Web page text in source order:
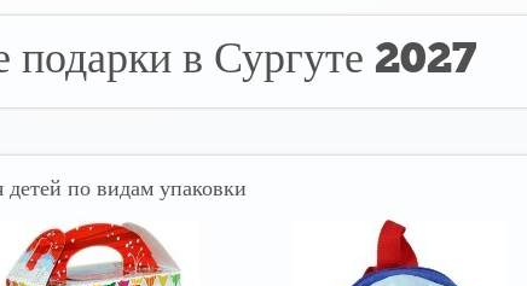
подарки в Сургуте 2027
по видам упаковки